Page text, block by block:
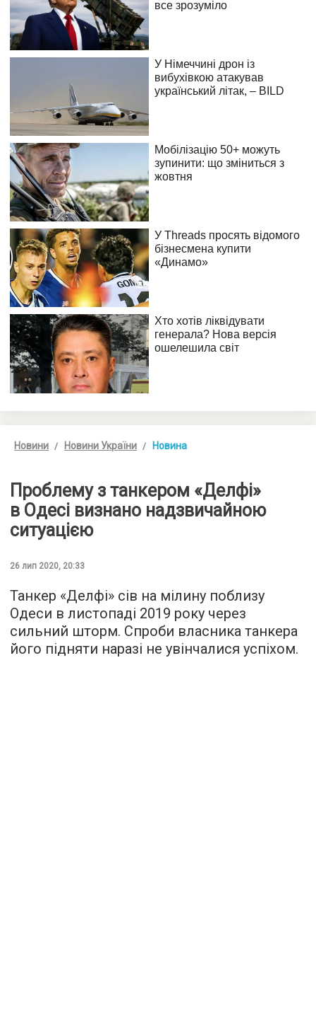
Новини Новини України Новина
Проблему з танкером «Делфі»
в Одесі визнано надзвичайною
ситуацією
26 лип 2020, 20:33
Танкер «Делфі» сів на мілину поблизу
Одеси в листопаді 2019 року через
сильний шторм. Спроби власника танкера
його підняти наразі не увінчалися успіхом.